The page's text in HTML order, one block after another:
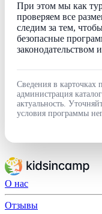
При этом мы как
проверяем все
следим за тем,
безопасные
Сведения в карточках
администрация
актуальность.
условия программы
О нас
Отзывы